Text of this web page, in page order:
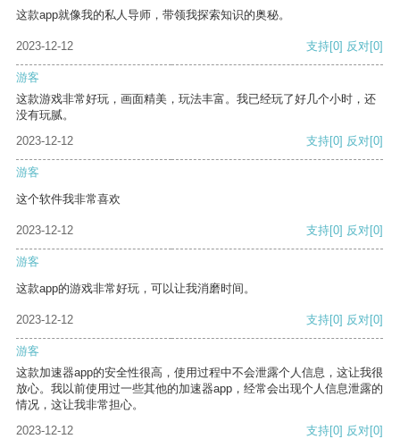
这款app就像我的私人导师，带领我探索知识的奥秘。
2023-12-12 支持[0] 反对[0]
游客
这款游戏非常好玩，画面精美，玩法丰富。我已经玩了好几个小时，还
没有玩腻。
2023-12-12
支持[0] 反对[0]
游客
这个软件我非常喜欢
2023-12-12 支持[0] 反对[0]
游客
这款app的游戏非常好玩，可以让我消磨时间。
2023-12-12 支持[0] 反对[0]
游客
这款加速器app的安全性很高，使用过程中不会泄露个人信息，这让我很
放心。我以前使用过一些其他的加速器app，经常会出现个人信息泄露的
情况，这让我非常担心。
2023-12-12
支持[0] 反对[0]